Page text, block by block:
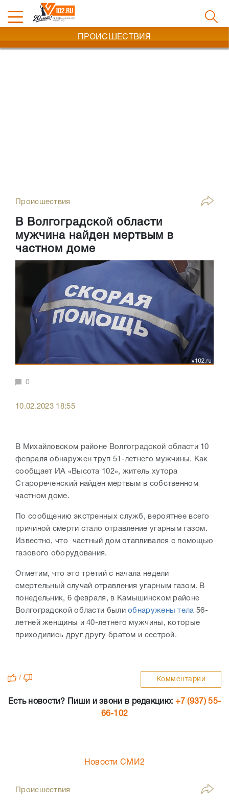
ПРОИСШЕСТВИЯ
Происшествия
В Волгоградской области
мужчина найден мертвым в
частном доме
0
10.02.2023 18:55
В Михайловском районе Волгоградской области 10
февраля обнаружен труп 51-летнего мужчины. Как
сообщает ИА «Высота 102», житель хутора
Старореченский найден мертвым в собственном
частном доме.
По сообщению экстренных служб, вероятнее всего
причиной смерти стало отравление угарным газом.
Известно, что частный дом отапливался с помощью
газового оборудования.
Отметим, что это третий с начала недели
смертельный случай отравления угарным газом. В
понедельник, 6 февраля, в Камышинском районе
Волгоградской области былиобнаружены тела 56-
летней женщины и 40-летнего мужчины, которые
приходились друг другу братом и сестрой.
/ Комментарии
Есть новости? Пиши и звони в редакцию: +7 (937) 55-
66-102
Новости СМИ2
Происшествия